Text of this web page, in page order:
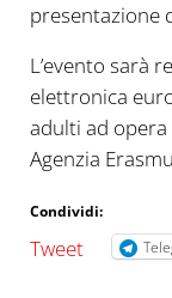
presentazione
L’evento sarà
elettronica
adulti ad opera
Agenzia
Condividi:
Tweet